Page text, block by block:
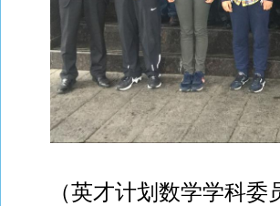
（英才计划数学学科